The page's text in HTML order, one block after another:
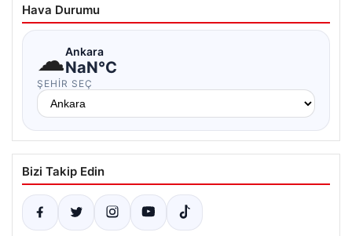
Hava Durumu
☁Ankara
NaN°C
ŞEHIR SEÇ
Bizi Takip Edin